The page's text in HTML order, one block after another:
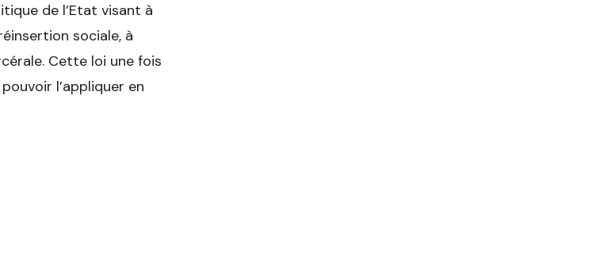
de l’Etat visant à
sociale, à
Cette loi une fois
l’appliquer en